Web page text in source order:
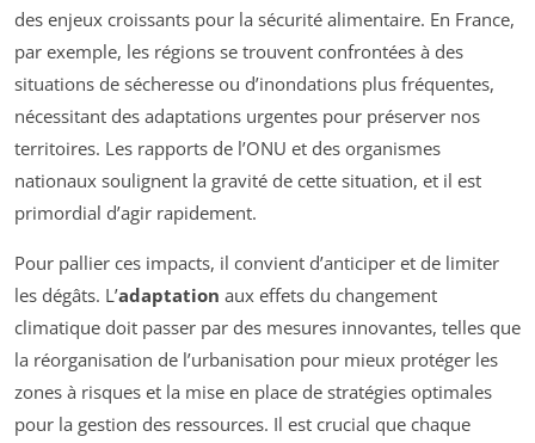
des enjeux croissants pour la sécurité alimentaire. En France,
par exemple, les régions se trouvent confrontées à des
situations de sécheresse ou d’inondations plus fréquentes,
nécessitant des adaptations urgentes pour préserver nos
territoires. Les rapports de l’ONU et des organismes
nationaux soulignent la gravité de cette situation, et il est
primordial d’agir rapidement.
Pour pallier ces impacts, il convient d’anticiper et de limiter
les dégâts. L’adaptation aux effets du changement
climatique doit passer par des mesures innovantes, telles que
la réorganisation de l’urbanisation pour mieux protéger les
zones à risques et la mise en place de stratégies optimales
pour la gestion des ressources. Il est crucial que chaque